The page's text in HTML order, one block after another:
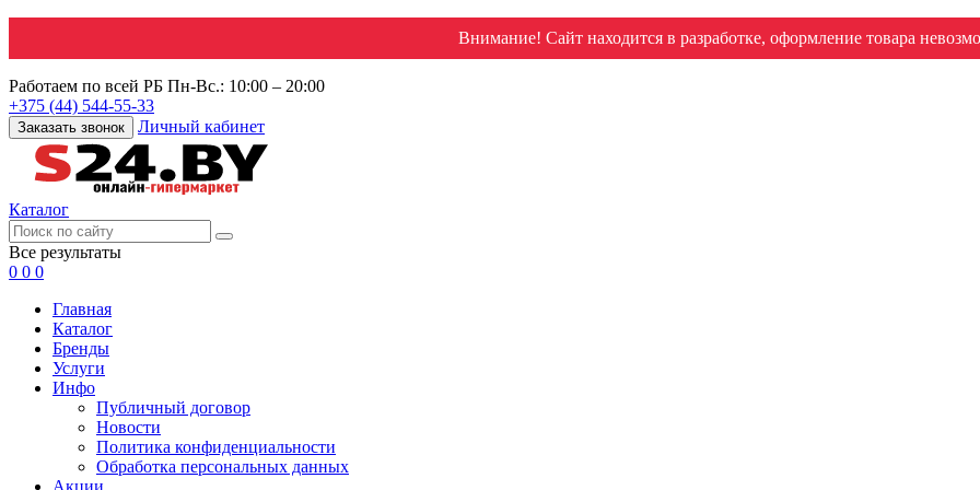
Внимание! Сайт находится в разработке, оформление товара
Работаем по всей РБ Пн-Вс.: 10:00 – 20:00
+375 (44) 544-55-33
Заказать звонок Личный кабинет
Каталог
Все результаты
0 0 0
Главная
Каталог
Бренды
Услуги
Инфо
Публичный договор
Новости
Политика конфиденциальности
Обработка персональных данных
Акции